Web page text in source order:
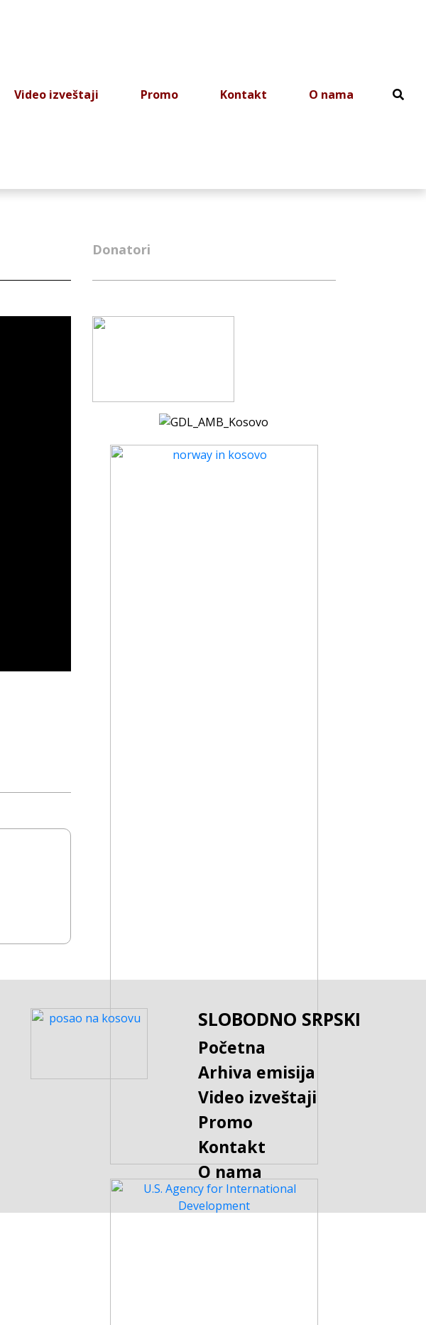
Video izveštaji Promo Kontakt O nama
Donatori
SLOBODNO SRPSKI
Početna
Arhiva emisija
Video izveštaji
Promo
Kontakt
O nama